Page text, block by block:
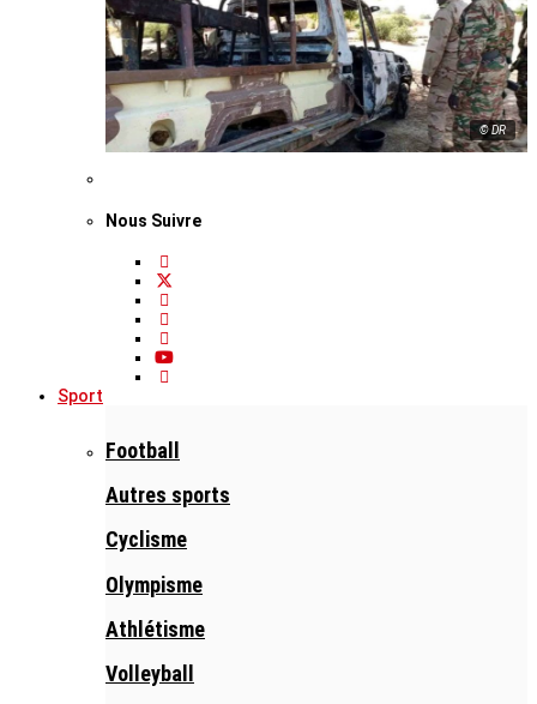
© DR
Nous Suivre
Sport
Football
Autres sports
Cyclisme
Olympisme
Athlétisme
Volleyball